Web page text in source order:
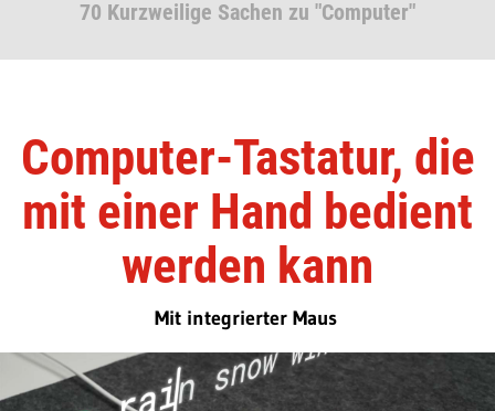
70 Kurzweilige Sachen zu "Computer"
Computer-Tastatur, die
mit einer Hand bedient
werden kann
Mit integrierter Maus